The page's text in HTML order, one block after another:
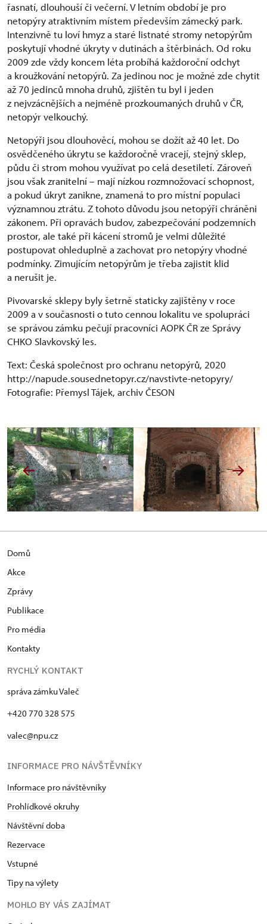
řasnatí, dlouhouší či večerní. V letním období je pro
netopýry atraktivním místem především zámecký park.
Intenzivně tu loví hmyz a staré listnaté stromy netopýrům
poskytují vhodné úkryty v dutinách a štěrbinách. Od roku
2009 zde vždy koncem léta probíhá každoroční odchyt
a kroužkování netopýrů. Za jedinou noc je možné zde chytit
až 70 jedinců mnoha druhů, zjištěn tu byl i jeden
z nejvzácnějších a nejméně prozkoumaných druhů v ČR,
netopýr velkouchý.
Netopýři jsou dlouhověcí, mohou se dožít až 40 let. Do
osvědčeného úkrytu se každoročně vracejí, stejný sklep,
půdu či strom mohou využívat po celá desetiletí. Zároveň
jsou však zranitelní – mají nízkou rozmnožovací schopnost,
a pokud úkryt zanikne, znamená to pro místní populaci
významnou ztrátu. Z tohoto důvodu jsou netopýři chráněni
zákonem. Při opravách budov, zabezpečování podzemních
prostor, ale také při kácení stromů je velmi důležité
postupovat ohleduplně a zachovat pro netopýry vhodné
podmínky. Zimujícím netopýrům je třeba zajistit klid
a nerušit je.
Pivovarské sklepy byly šetrně staticky zajištěny v roce
2009 a v současnosti o tuto cennou lokalitu ve spolupráci
se správou zámku pečují pracovníci AOPK ČR ze Správy
CHKO Slavkovský les.
Text: Česká společnost pro ochranu netopýrů, 2020
http://napude.sousednetopyr.cz/navstivte-netopyry/
Fotografie: Přemysl Tájek, archiv ČESON
Domů
Akce
Zprávy
Publikace
Pro média
Kontakty
RYCHLÝ KONTAKT
správa zámku Valeč
+420 770 328 575
valec@npu.cz
INFORMACE PRO NÁVŠTĚVNÍKY
Informace pro návštěvníky
Prohlídkové okruhy
Návštěvní doba
Rezervace
Vstupné
Tipy na výlety
MOHLO BY VÁS ZAJÍMAT